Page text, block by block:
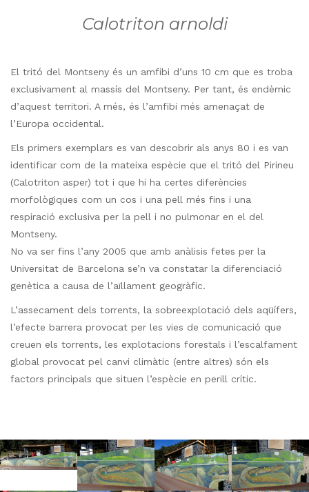
Calotriton arnoldi
El tritó del Montseny és un amfibi d’uns 10 cm que es troba
exclusivament al massís del Montseny. Per tant, és endèmic
d’aquest territori. A més, és l’amfibi més amenaçat de
l’Europa occidental.
Els primers exemplars es van descobrir als anys 80 i es van
identificar com de la mateixa espècie que el tritó del Pirineu
(Calotriton asper) tot i que hi ha certes diferències
morfològiques com un cos i una pell més fins i una
respiració exclusiva per la pell i no pulmonar en el del
Montseny.
No va ser fins l’any 2005 que amb anàlisis fetes per la
Universitat de Barcelona se’n va constatar la diferenciació
genètica a causa de l’aïllament geogràfic.
L’assecament dels torrents, la sobreexplotació dels aqüífers,
l’efecte barrera provocat per les vies de comunicació que
creuen els torrents, les explotacions forestals i l’escalfament
global provocat pel canvi climàtic (entre altres) són els
factors principals que situen l’espècie en perill crític.